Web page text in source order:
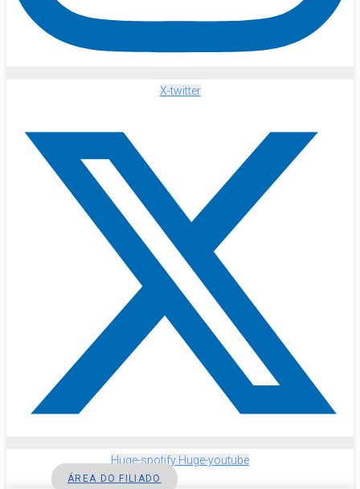
X-twitter
Huge-spotify Huge-youtube
ÁREA DO FILIADO